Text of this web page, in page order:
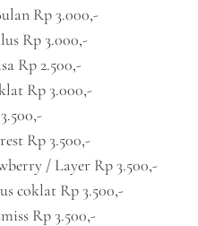
Rp 3.000,-
Rp 3.000,-
Rp 2.500,-
Rp 3.000,-
Rp 3.500,-
/ Layer Rp 3.500,-
coklat Rp 3.500,-
Rp 3.500,-